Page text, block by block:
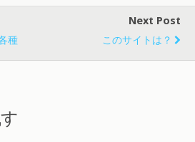
種
Next Post
このサイトは？